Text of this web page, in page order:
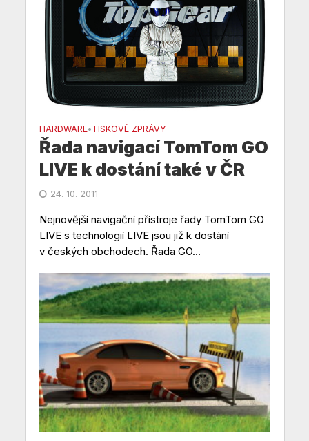
HARDWARE•TISKOVÉ ZPRÁVY
Řada navigací TomTom GO
LIVE k dostání také v ČR
24. 10. 2011
Nejnovější navigační přístroje řady TomTom GO
LIVE s technologií LIVE jsou již k dostání
v českých obchodech. Řada GO...